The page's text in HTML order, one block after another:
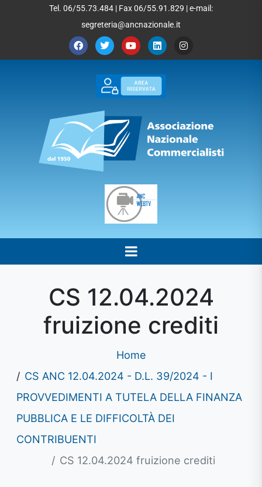
Tel. 06/55.73.484 | Fax 06/55.91.829 | e-mail:
segreteria@ancnazionale.it
CS 12.04.2024
fruizione crediti
Home
CS ANC 12.04.2024 - D.L. 39/2024 - I
PROVVEDIMENTI A TUTELA DELLA FINANZA
PUBBLICA E LE DIFFICOLTÀ DEI
CONTRIBUENTI
CS 12.04.2024 fruizione crediti